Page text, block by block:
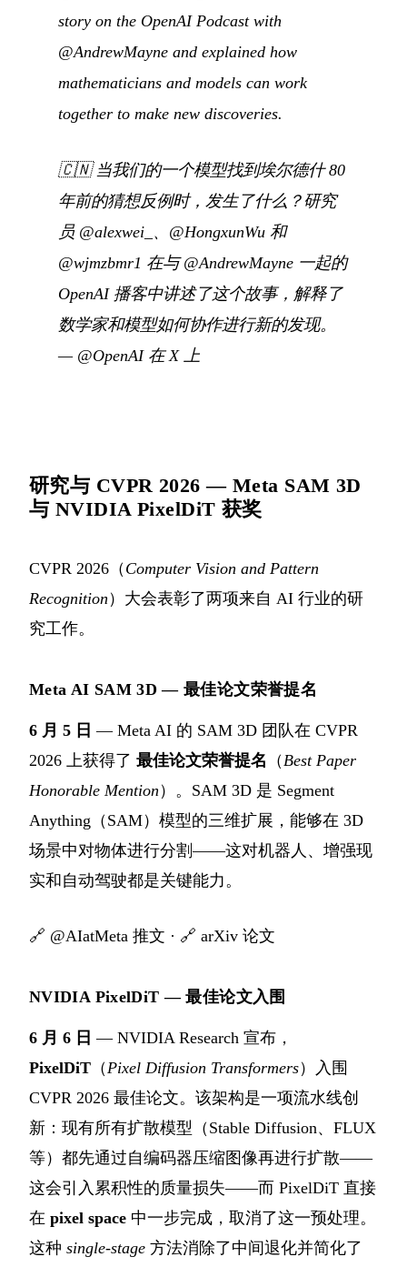
story on the OpenAI Podcast with
@AndrewMayne and explained how
mathematicians and models can work
together to make new discoveries.
🇨🇳 当我们的一个模型找到埃尔德什 80
年前的猜想反例时，发生了什么？研究
员 @alexwei_、@HongxunWu 和
@wjmzbmr1 在与 @AndrewMayne 一起的
OpenAI 播客中讲述了这个故事，解释了
数学家和模型如何协作进行新的发现。
— @OpenAI 在 X 上
研究与 CVPR 2026 — Meta SAM 3D
与 NVIDIA PixelDiT 获奖
CVPR 2026（ Computer Vision and Pattern
Recognition ）大会表彰了两项来自 AI 行业的研
究工作。
Meta AI SAM 3D — 最佳论文荣誉提名
6 月 5 日 — Meta AI 的 SAM 3D 团队在 CVPR
2026 上获得了 最佳论文荣誉提名 （ Best Paper
Honorable Mention ）。SAM 3D 是 Segment
Anything（SAM）模型的三维扩展，能够在 3D
场景中对物体进行分割——这对机器人、增强现
实和自动驾驶都是关键能力。
🔗 @AIatMeta 推文 · 🔗 arXiv 论文
NVIDIA PixelDiT — 最佳论文入围
6 月 6 日 — NVIDIA Research 宣布，
PixelDiT （ Pixel Diffusion Transformers）入围
CVPR 2026 最佳论文。该架构是一项流水线创
新：现有所有扩散模型（Stable Diffusion、FLUX
等）都先通过自编码器压缩图像再进行扩散——
这会引入累积性的质量损失——而 PixelDiT 直接
在 pixel space 中一步完成，取消了这一预处理。
这种 single-stage 方法消除了中间退化并简化了